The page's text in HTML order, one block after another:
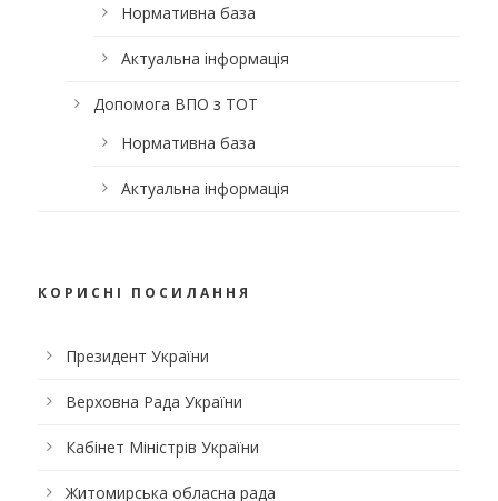
Нормативна база
Актуальна інформація
Допомога ВПО з ТОТ
Нормативна база
Актуальна інформація
КОРИСНІ ПОСИЛАННЯ
Президент України
Верховна Рада України
Кабінет Міністрів України
Житомирська обласна рада